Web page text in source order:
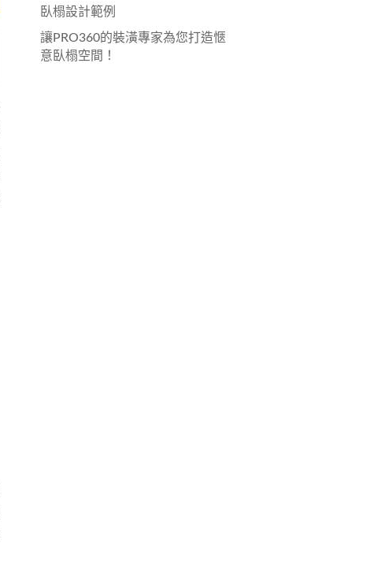
臥榻設計範例
讓PRO360的裝潢專家為您打造愜
意臥榻空間！